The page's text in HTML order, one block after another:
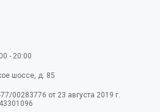
- 20:00
шоссе, д. 85
00283776 от 23 августа 2019 г.